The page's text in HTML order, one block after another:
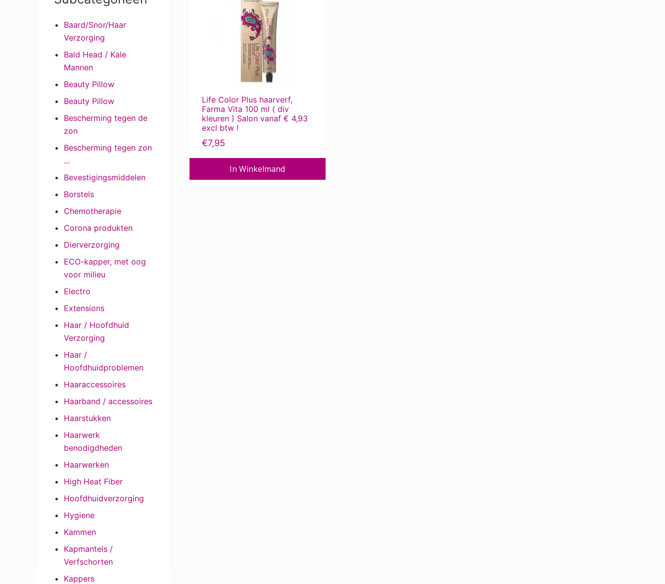
Baard/Snor/Haar
Verzorging
Bald Head / Kale
Mannen
Beauty Pillow
Beauty Pillow
Bescherming tegen de
zon
Bescherming tegen zon
...
Bevestigingsmiddelen
Borstels
Chemotherapie
Corona produkten
Dierverzorging
ECO-kapper, met oog
voor milieu
Electro
Extensions
Haar / Hoofdhuid
Verzorging
Haar /
Hoofdhuidproblemen
Haaraccessoires
Haarband / accessoires
Haarstukken
Haarwerk
benodigdheden
Haarwerken
High Heat Fiber
Hoofdhuidverzorging
Hygiene
Kammen
Kapmantels /
Verfschorten
Kappers
Life Color Plus haarverf,
Farma Vita 100 ml ( div
kleuren ) Salon vanaf € 4,93
excl btw !
€7,95
In Winkelmand
gekozen
worden